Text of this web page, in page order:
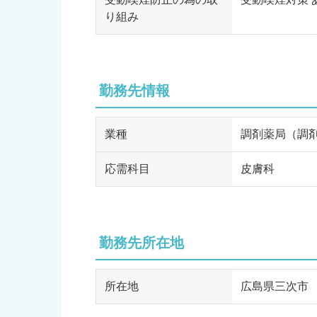
り組み
勤務先情報
業種 調剤薬局（調
応需科目 皮膚科
勤務先所在地
所在地 広島県三次市